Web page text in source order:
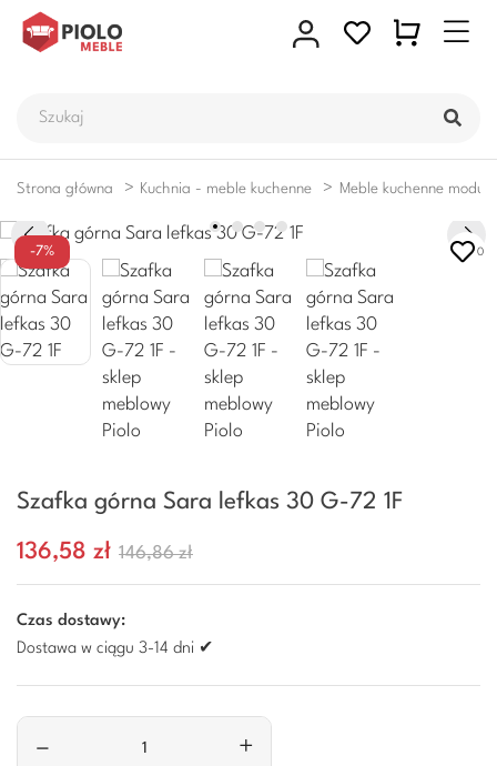
Strona główna Kuchnia - meble kuchenne Meble kuchenne
-7% 0
Szafka górna Sara lefkas 30 G-72 1F
136,58 zł 146,86 zł
Czas dostawy:
Dostawa w ciągu 3-14 dni ✔
– +